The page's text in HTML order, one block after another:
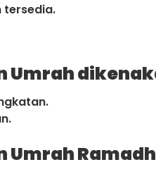
tersedia.
Umrah